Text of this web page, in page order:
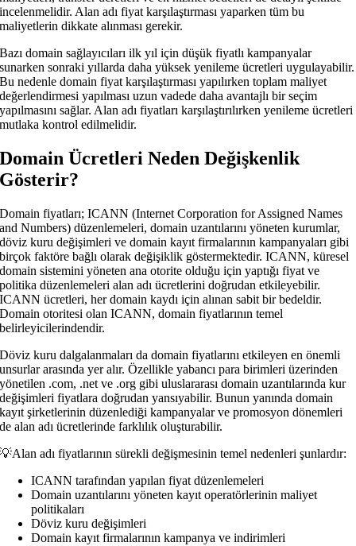
incelenmelidir. Alan adı fiyat karşılaştırması yaparken tüm bu
maliyetlerin dikkate alınması gerekir.
Bazı domain sağlayıcıları ilk yıl için düşük fiyatlı kampanyalar
sunarken sonraki yıllarda daha yüksek yenileme ücretleri uygulayabilir.
Bu nedenle domain fiyat karşılaştırması yapılırken toplam maliyet
değerlendirmesi yapılması uzun vadede daha avantajlı bir seçim
yapılmasını sağlar. Alan adı fiyatları karşılaştırılırken yenileme ücretleri
mutlaka kontrol edilmelidir.
Domain Ücretleri Neden Değişkenlik
Gösterir?
Domain fiyatları; ICANN (Internet Corporation for Assigned Names
and Numbers) düzenlemeleri, domain uzantılarını yöneten kurumlar,
döviz kuru değişimleri ve domain kayıt firmalarının kampanyaları gibi
birçok faktöre bağlı olarak değişiklik göstermektedir. ICANN, küresel
domain sistemini yöneten ana otorite olduğu için yaptığı fiyat ve
politika düzenlemeleri alan adı ücretlerini doğrudan etkileyebilir.
ICANN ücretleri, her domain kaydı için alınan sabit bir bedeldir.
Domain otoritesi olan ICANN, domain fiyatlarının temel
belirleyicilerindendir.
Döviz kuru dalgalanmaları da domain fiyatlarını etkileyen en önemli
unsurlar arasında yer alır. Özellikle yabancı para birimleri üzerinden
yönetilen .com, .net ve .org gibi uluslararası domain uzantılarında kur
değişimleri fiyatlara doğrudan yansıyabilir. Bunun yanında domain
kayıt şirketlerinin düzenlediği kampanyalar ve promosyon dönemleri
de alan adı ücretlerinde farklılık oluşturabilir.
💡Alan adı fiyatlarının sürekli değişmesinin temel nedenleri şunlardır:
ICANN tarafından yapılan fiyat düzenlemeleri
Domain uzantılarını yöneten kayıt operatörlerinin maliyet
politikaları
Döviz kuru değişimleri
Domain kayıt firmalarının kampanya ve indirimleri